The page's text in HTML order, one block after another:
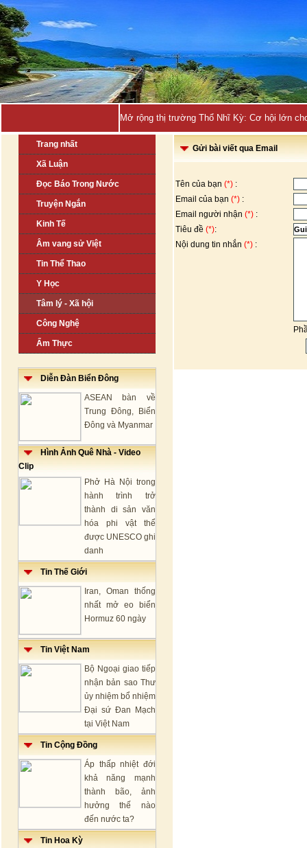
Mở rộng thị trường Thổ Nhĩ Kỳ: Cơ hội lớn
Trang nhất
Xã Luận
Đọc Báo Trong Nước
Truyện Ngắn
Kinh Tế
Âm vang sử Việt
Tin Thể Thao
Y Học
Tâm lý - Xã hội
Công Nghệ
Ẩm Thực
Diễn Đàn Biển Đông
ASEAN bàn về
Trung Đông, Biển
Đông và Myanmar
Hình Ảnh Quê Nhà - Video
Clip
Phở Hà Nội trong
hành trình trở
thành di sản văn
hóa phi vật thể
được UNESCO ghi
danh
Tin Thế Giới
Iran, Oman thống
nhất mở eo biển
Hormuz 60 ngày
Tin Việt Nam
Bộ Ngoại giao tiếp
nhận bản sao Thư
ủy nhiệm bổ nhiệm
Đại sứ Đan Mạch
tại Việt Nam
Tin Cộng Đồng
Áp thấp nhiệt đới
khả năng mạnh
thành bão, ảnh
hưởng thế nào
đến nước ta?
Tin Hoa Kỳ
Gửi bài viết qua Email
Tên của bạn (*) :
Email của bạn (*) :
Email người nhận (*) :
Tiêu đề (*):
Nội dung tin nhắn (*) :